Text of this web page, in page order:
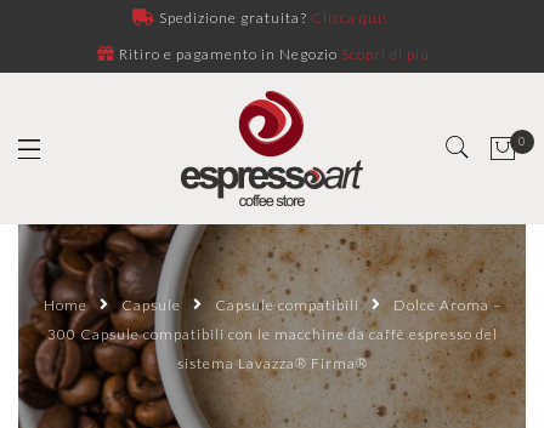
Spedizione gratuita? Clicca qui!
Ritiro e pagamento in Negozio Scopri di più
0
Home Capsule Capsule compatibili
Dolce Aroma –
300 Capsule compatibili con le macchine da caffè espresso del
sistema Lavazza® Firma®